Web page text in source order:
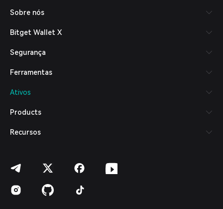
Español (Latinoamérica)
Italiano
Deutsch
繁體中文
Bahasa Indonesia
हिन्दी
Español (Argentina)
Sobre nós
Bitget Wallet X
Segurança
Ferramentas
Ativos
Products
Recursos